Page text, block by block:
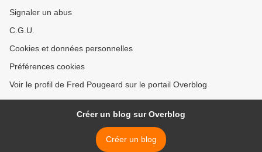
Signaler un abus
C.G.U.
Cookies et données personnelles
Préférences cookies
Voir le profil de Fred Pougeard sur le portail Overblog
Créer un blog sur Overblog
Créer un blog